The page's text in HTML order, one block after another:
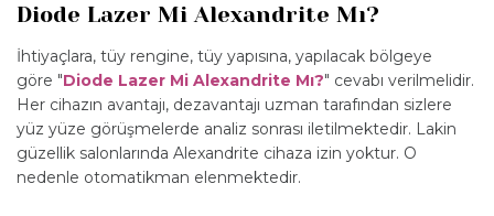
Diode Lazer Mi Alexandrite Mı?
İhtiyaçlara, tüy rengine, tüy yapısına, yapılacak bölgeye
göre "Diode Lazer Mi Alexandrite Mı?" cevabı verilmelidir.
Her cihazın avantajı, dezavantajı uzman tarafından sizlere
yüz yüze görüşmelerde analiz sonrası iletilmektedir. Lakin
güzellik salonlarında Alexandrite cihaza izin yoktur. O
nedenle otomatikman elenmektedir.